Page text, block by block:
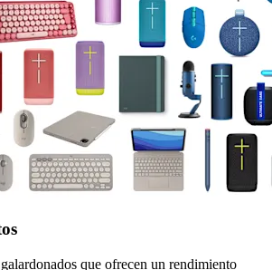
que ofrecen un rendimiento